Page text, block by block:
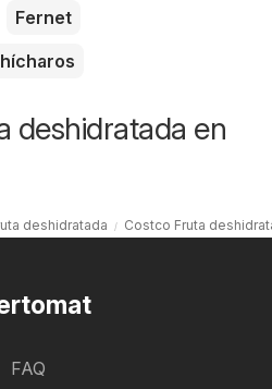
Fernet
deshidratada en
deshidratada Costco Fruta
FAQ